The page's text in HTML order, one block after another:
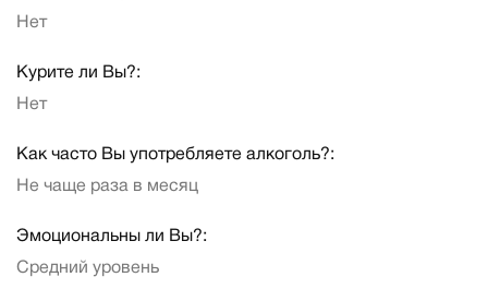
Нет
Курите ли Вы?:
Нет
Как часто Вы употребляете алкоголь?:
Не чаще раза в месяц
Эмоциональны ли Вы?:
Средний уровень